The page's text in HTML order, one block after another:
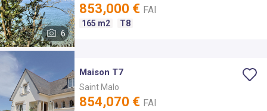
6
853,000 € FAI
165 m2 T8
Maison T7
Saint Malo
854,070 € FAI